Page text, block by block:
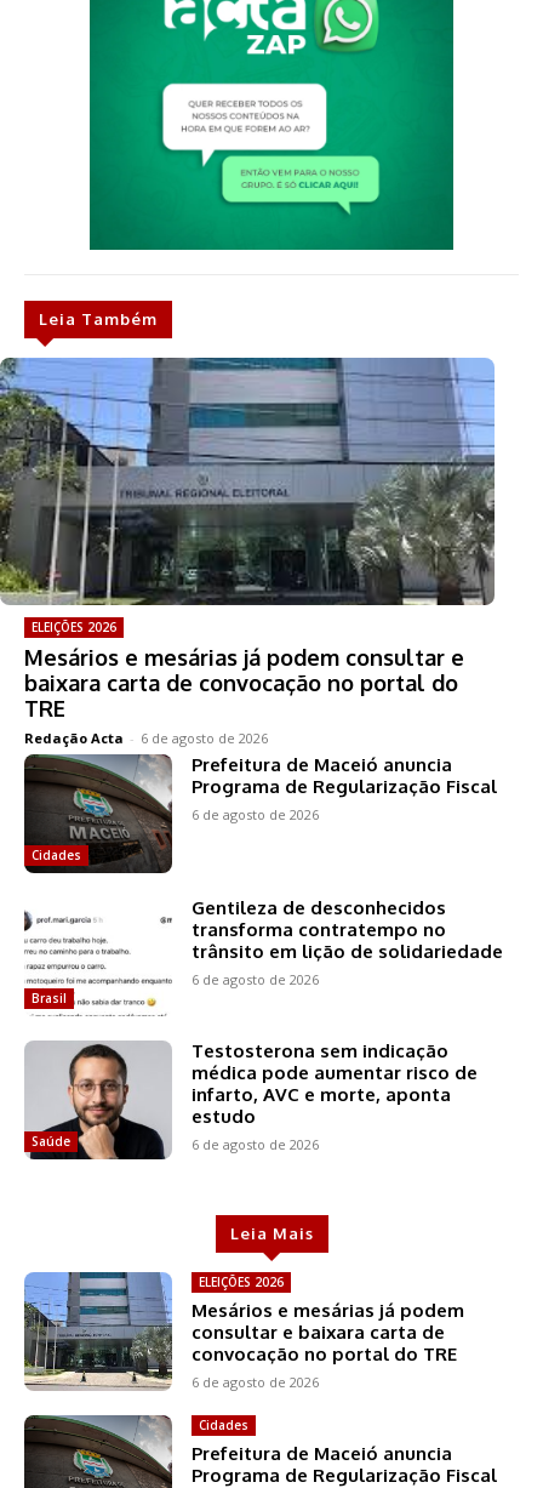
Leia Também
ELEIÇÕES 2026
Mesários e mesárias já podem consultar e
baixara carta de convocação no portal do
TRE
Redação Acta - 6 de agosto de 2026
Cidades
Prefeitura de Maceió anuncia
Programa de Regularização Fiscal
6 de agosto de 2026
Brasil
Gentileza de desconhecidos
transforma contratempo no
trânsito em lição de solidariedade
6 de agosto de 2026
Saúde
Testosterona sem indicação
médica pode aumentar risco de
infarto, AVC e morte, aponta
estudo
6 de agosto de 2026
Leia Mais
ELEIÇÕES 2026
Mesários e mesárias já podem
consultar e baixara carta de
convocação no portal do TRE
6 de agosto de 2026
Cidades
Prefeitura de Maceió anuncia
Programa de Regularização Fiscal